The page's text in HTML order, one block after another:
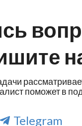
поможет в
Telegram